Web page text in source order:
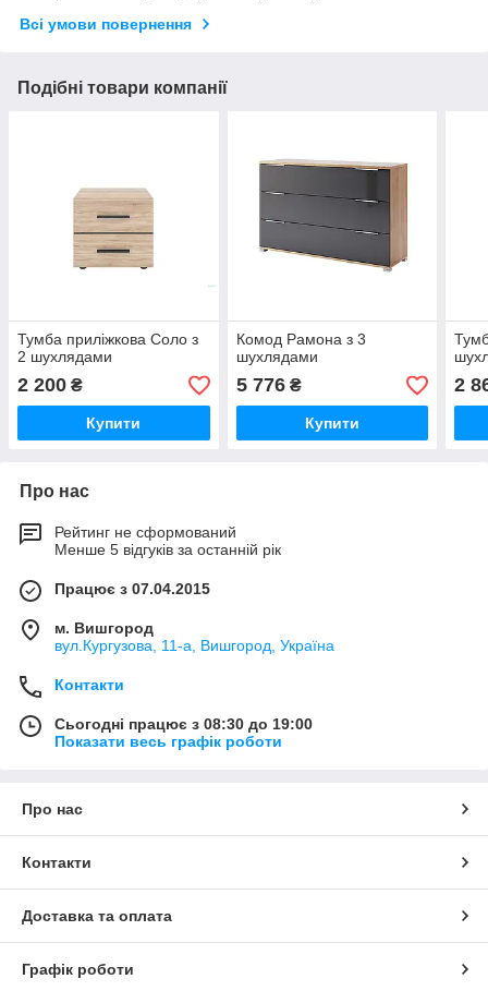
Всі умови повернення
Подібні товари компанії
Тумба приліжкова Соло з
2 шухлядами
2 200 ₴
Купити
Комод Рамона з 3
шухлядами
5 776₴
Купити
2
Про нас
Рейтинг не сформований
Менше 5 відгуків за останній рік
Працює з 07.04.2015
м. Вишгород
вул.Кургузова, 11-а, Вишгород, Україна
Контакти
Сьогодні працює з 08:30 до 19:00
Показати весь графік роботи
Про нас
Контакти
Доставка та оплата
Графік роботи